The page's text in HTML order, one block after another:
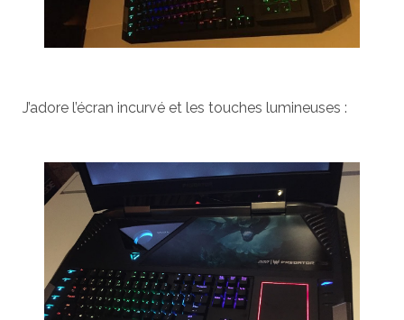
J’adore l’écran incurvé et les touches lumineuses :